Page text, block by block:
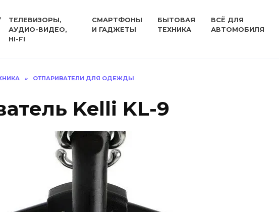
ТЕЛЕВИЗОРЫ,
АУДИО-ВИДЕО,
HI-FI
СМАРТФОНЫ
И ГАДЖЕТЫ
БЫТОВАЯ
ТЕХНИКА
ВСЁ ДЛЯ
АВТОМОБИЛЯ
» ОТПАРИВАТЕЛИ ДЛЯ ОДЕЖДЫ
Kelli KL-9